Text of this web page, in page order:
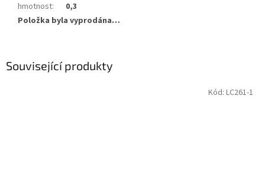
Související produkty
Kód: LC261-1
hmotnost:
0,3
Položka byla vyprodána…